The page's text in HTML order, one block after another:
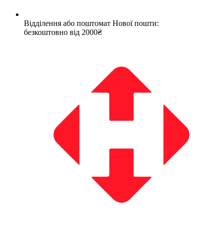
Відділення або поштомат Нової пошти:
безкоштовно від 2000₴